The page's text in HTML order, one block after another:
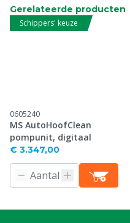
Gerelateerde producten
Schippers' keuze
0605240
MS AutoHoofClean
pompunit, digitaal
€ 3.347,00